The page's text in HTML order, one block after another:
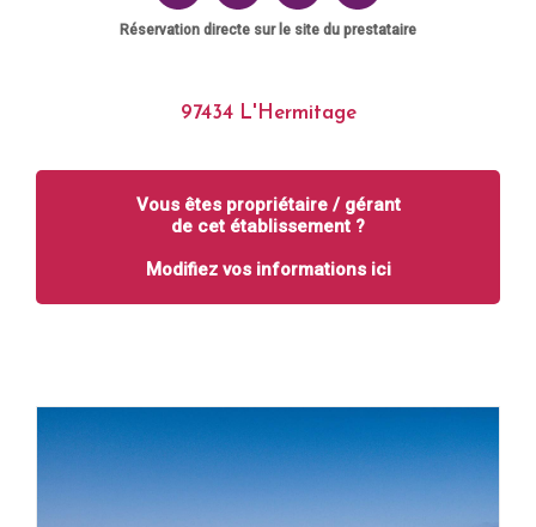
Réservation directe sur le site du prestataire
97434 L'Hermitage
Vous êtes propriétaire / gérant
de cet établissement ?
Modifiez vos informations ici